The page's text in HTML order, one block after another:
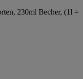
230ml Becher, (1l =